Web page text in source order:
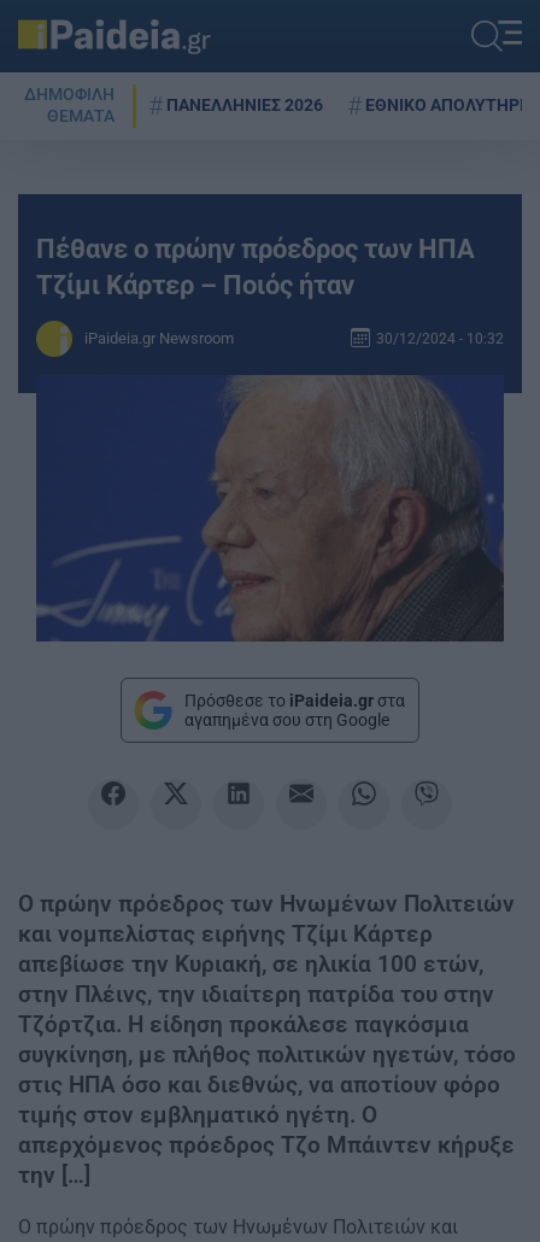
ΔΗΜΟΦΙΛΗ
ΘΕΜΑΤΑ
ΠΑΝΕΛΛΗΝΙΕΣ 2026 ΕΘΝΙΚΟ ΑΠΟΛΥΤΗΡΙΟ
Πέθανε o πρώην πρόεδρος των ΗΠΑ
Τζίμι Κάρτερ – Ποιός ήταν
iPaideia.gr Newsroom 30/12/2024 - 10:32
Πρόσθεσε το iPaideia.gr στα
αγαπημένα σου στη Google
Ο πρώην πρόεδρος των Ηνωμένων Πολιτειών
και νομπελίστας ειρήνης Τζίμι Κάρτερ
απεβίωσε την Κυριακή, σε ηλικία 100 ετών,
στην Πλέινς, την ιδιαίτερη πατρίδα του στην
Τζόρτζια. Η είδηση προκάλεσε παγκόσμια
συγκίνηση, με πλήθος πολιτικών ηγετών, τόσο
στις ΗΠΑ όσο και διεθνώς, να αποτίουν φόρο
τιμής στον εμβληματικό ηγέτη. Ο
απερχόμενος πρόεδρος Τζο Μπάιντεν κήρυξε
την […]
Ο πρώην πρόεδρος των Ηνωμένων Πολιτειών και